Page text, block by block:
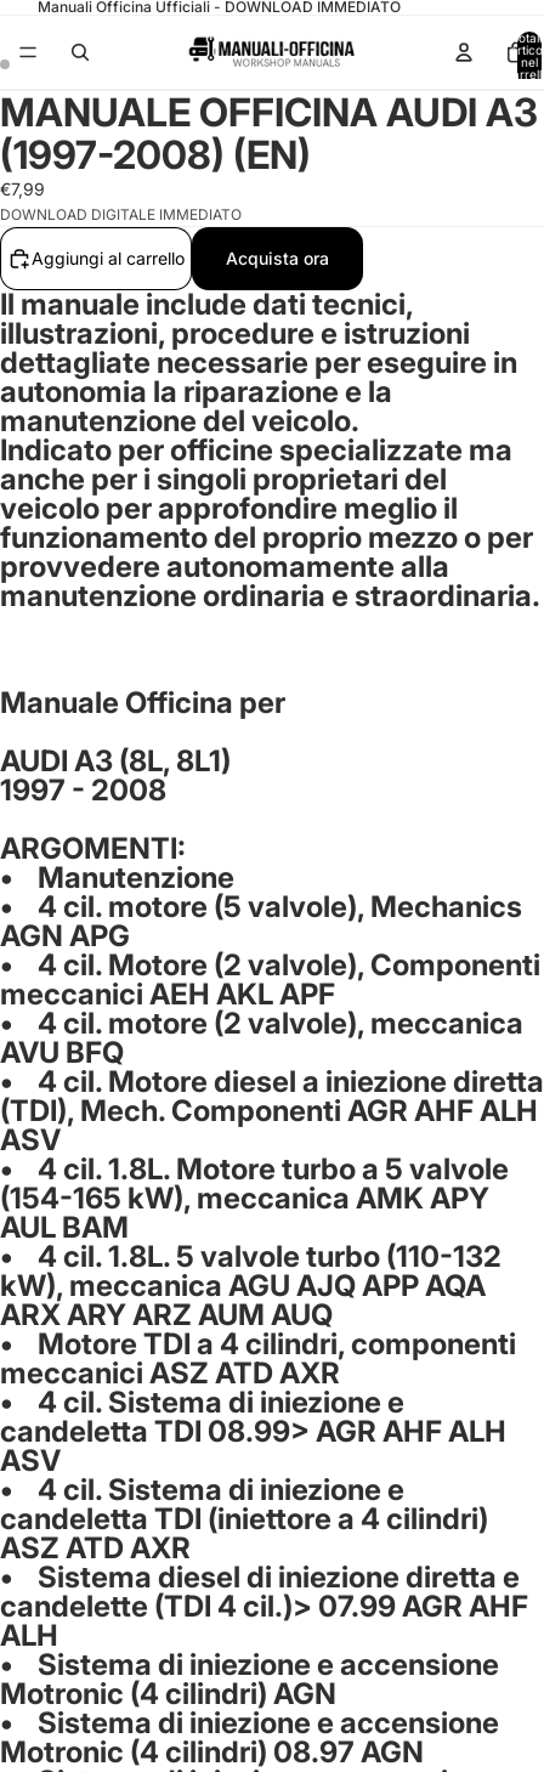
Manuali Officina Ufficiali - DOWNLOAD IMMEDIATO
nel
MANUALE OFFICINA AUDI A3
(1997-2008) (EN)
€7,99
DOWNLOAD DIGITALE IMMEDIATO
Aggiungi al carrello Acquista ora
Il manuale include dati tecnici,
illustrazioni, procedure e istruzioni
dettagliate necessarie per eseguire in
autonomia la riparazione e la
manutenzione del veicolo.
Indicato per officine specializzate ma
anche per i singoli proprietari del
veicolo per approfondire meglio il
funzionamento del proprio mezzo o per
provvedere autonomamente alla
manutenzione ordinaria e straordinaria.
Manuale Officina per
AUDI A3 (8L, 8L1)
1997 - 2008
ARGOMENTI:
• Manutenzione
• 4 cil. motore (5 valvole), Mechanics
AGN APG
• 4 cil. Motore (2 valvole), Componenti
meccanici AEH AKL APF
• 4 cil. motore (2 valvole), meccanica
AVU BFQ
• 4 cil. Motore diesel a iniezione diretta
(TDI), Mech. Componenti AGR AHF ALH
ASV
• 4 cil. 1.8L. Motore turbo a 5 valvole
(154-165 kW), meccanica AMK APY
AUL BAM
• 4 cil. 1.8L. 5 valvole turbo (110-132
kW), meccanica AGU AJQ APP AQA
ARX ARY ARZ AUM AUQ
• Motore TDI a 4 cilindri, componenti
meccanici ASZ ATD AXR
• 4 cil. Sistema di iniezione e
candeletta TDI 08.99> AGR AHF ALH
ASV
• 4 cil. Sistema di iniezione e
candeletta TDI (iniettore a 4 cilindri)
ASZ ATD AXR
• Sistema diesel di iniezione diretta e
candelette (TDI 4 cil.)> 07.99 AGR AHF
ALH
• Sistema di iniezione e accensione
Motronic (4 cilindri) AGN
• Sistema di iniezione e accensione
Motronic (4 cilindri) 08.97 AGN